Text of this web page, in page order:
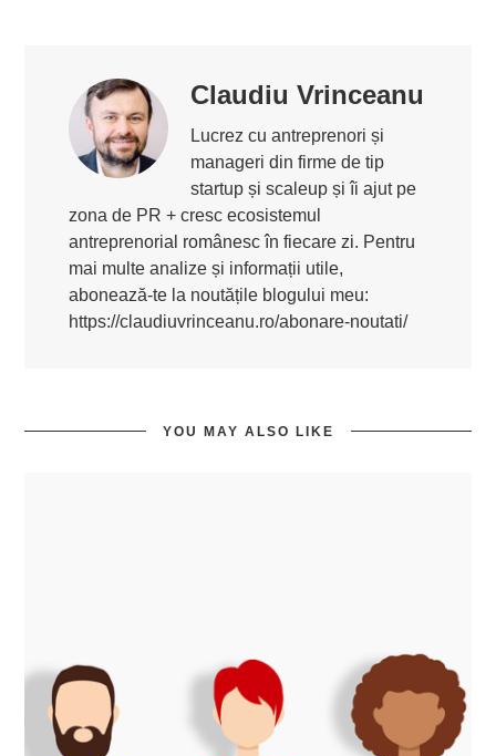
Claudiu Vrinceanu
Lucrez cu antreprenori și
manageri din firme de tip
startup și scaleup și îi ajut pe
zona de PR + cresc ecosistemul
antreprenorial românesc în fiecare zi. Pentru
mai multe analize și informații utile,
abonează-te la noutățile blogului meu:
https://claudiuvrinceanu.ro/abonare-noutati/
YOU MAY ALSO LIKE